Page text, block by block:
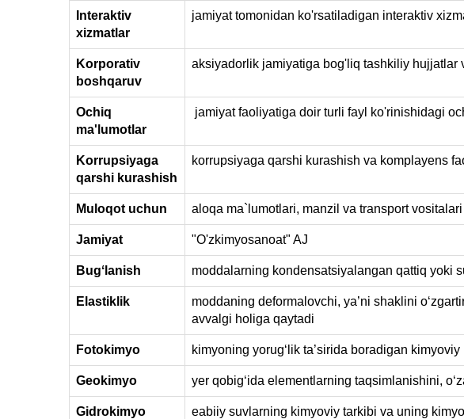
Interaktiv
xizmatlar
jamiyat tomonidan ko'rsatiladigan interaktiv
Korporativ
boshqaruv
aksiyadorlik jamiyatiga bog'liq tashkiliy hujjatlar
Ochiq
ma'lumotlar
jamiyat faoliyatiga doir turli fayl ko'rinishidagi
Korrupsiyaga
qarshi kurashish
korrupsiyaga qarshi kurashish va komplayens
Muloqot uchun aloqa ma`lumotlari, manzil va transport vositalari
Jamiyat "O'zkimyosanoat" AJ
Bugʻlanish moddalarning kondensatsiyalangan qattiq yoki
Elastiklik
moddaning deformalovchi, ya’ni shaklini
avvalgi holiga qaytadi
Fotokimyo kimyoning yorugʻlik ta’sirida boradigan
Geokimyo yer qobigʻida elementlarning taqsimlanishini,
Gidrokimyo еabiiy suvlarning kimyoviy tarkibi va uning